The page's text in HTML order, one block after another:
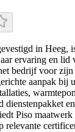
in Heeg,
ervaring en lid
bedrijf voor
aanpak bij
dienstenpakket
Piso
relevante